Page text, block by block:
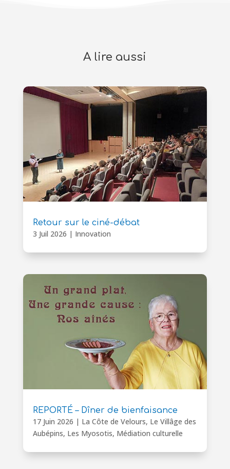
A lire aussi
Retour sur le ciné-débat
3 Juil 2026 | Innovation
REPORTÉ – Dîner de bienfaisance
17 Juin 2026 | La Côte de Velours, Le Villâge des
Aubépins, Les Myosotis, Médiation culturelle